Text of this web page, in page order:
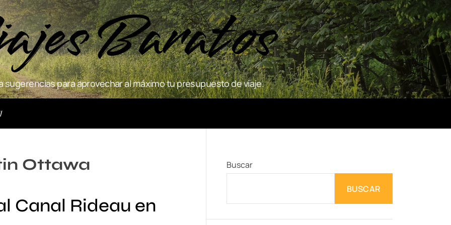
Baratos
sugerencias para aprovechar al máximo tu presupuesto de viaje.
Ottawa
Canal Rideau en
Buscar
BUSCAR